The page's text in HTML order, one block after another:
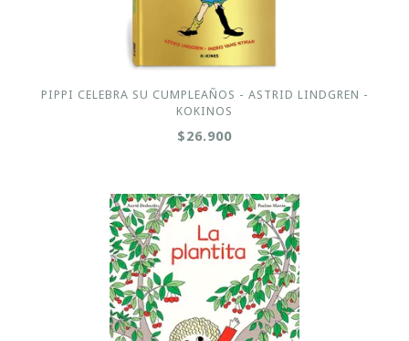
PIPPI CELEBRA SU CUMPLEAÑOS - ASTRID LINDGREN -
KOKINOS
$26.900